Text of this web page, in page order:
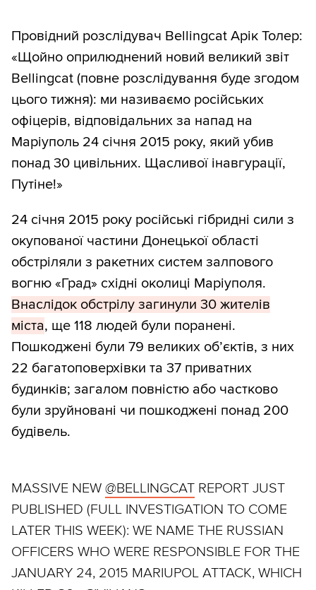
Провідний розслідувач Bellingcat Арік Толер:
«Щойно оприлюднений новий великий звіт
Bellingcat (повне розслідування буде згодом
цього тижня): ми називаємо російських
офіцерів, відповідальних за напад на
Маріуполь 24 січня 2015 року, який убив
понад 30 цивільних. Щасливої інавгурації,
Путіне!»
24 січня 2015 року російські гібридні сили з
окупованої частини Донецької області
обстріляли з ракетних систем залпового
вогню «Град» східні околиці Маріуполя.
Внаслідок обстрілу загинули 30 жителів
міста, ще 118 людей були поранені.
Пошкоджені були 79 великих об’єктів, з них
22 багатоповерхівки та 37 приватних
будинків; загалом повністю або частково
були зруйновані чи пошкоджені понад 200
будівель.
MASSIVE NEW @BELLINGCAT REPORT JUST
PUBLISHED (FULL INVESTIGATION TO COME
LATER THIS WEEK): WE NAME THE RUSSIAN
OFFICERS WHO WERE RESPONSIBLE FOR THE
JANUARY 24, 2015 MARIUPOL ATTACK, WHICH